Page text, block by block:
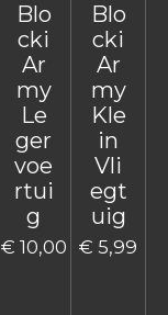
Blo
cki
Ar
my
Le
ger
voe
rtui
g
€ 10,00
Blo
cki
Ar
my
Kle
in
Vli
egt
uig
€ 5,99